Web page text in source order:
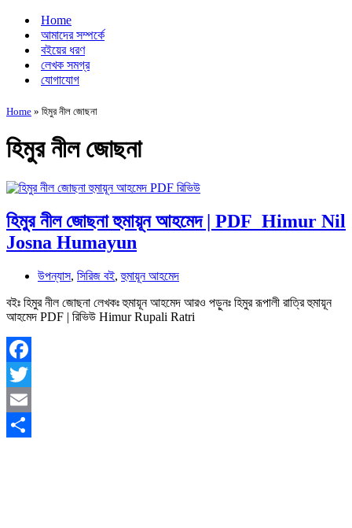
Home
আমাদের সম্পর্কে
বইয়ের ধরণ
লেখক সমগ্র
যোগাযোগ
Home » হিমুর নীল জোছনা
হিমুর নীল জোছনা
হিমুর নীল জোছনা হুমায়ূন আহমেদ | PDF Himur Nil
Josna Humayun
উপন্যাস, সিরিজ বই,হুমায়ূন আহমেদ
বইঃ হিমুর নীল জোছনা লেখকঃ হুমায়ূন আহমেদ আরও পড়ুনঃ হিমুর রূপালী রাত্রি হুমায়ূন
আহমেদ PDF | রিভিউ Himur Rupali Ratri
Facebook
Twitter
Email